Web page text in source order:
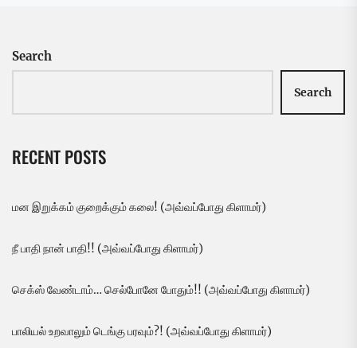
Search
Search
RECENT POSTS
மன இறுக்கம் குறைக்கும் கலை! (அவ்வப்போது கிளாமர்)
நீ பாதி நான் பாதி!! (அவ்வப்போது கிளாமர்)
செக்ஸ் வேண்டாம்… செல்போனே போதும்!! (அவ்வப்போது கிளாமர்)
பாலியல் உறவாலும் டெங்கு பரவும்?! (அவ்வப்போது கிளாமர்)